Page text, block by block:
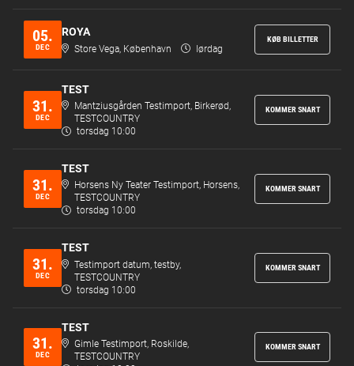
05.
DEC
ROYA
Store Vega, København lørdag
KØB BILLETTER
31.
DEC
TEST
Mantziusgården Testimport, Birkerød,
TESTCOUNTRY
torsdag 10:00
KOMMER SNART
31.
DEC
TEST
Horsens Ny Teater Testimport, Horsens,
TESTCOUNTRY
torsdag 10:00
KOMMER SNART
31.
DEC
TEST
Testimport datum, testby,
TESTCOUNTRY
torsdag 10:00
KOMMER SNART
31.
DEC
TEST
Gimle Testimport, Roskilde,
TESTCOUNTRY
KOMMER SNART